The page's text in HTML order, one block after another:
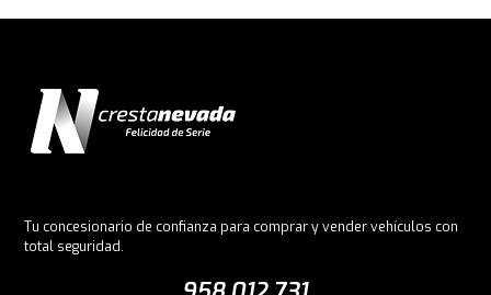
Tu concesionario de confianza para comprar y vender vehículos con
total seguridad.